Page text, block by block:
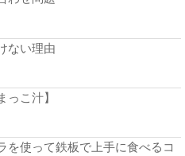
ない理由
こ汁】
を使って鉄板で上手に食べるコ